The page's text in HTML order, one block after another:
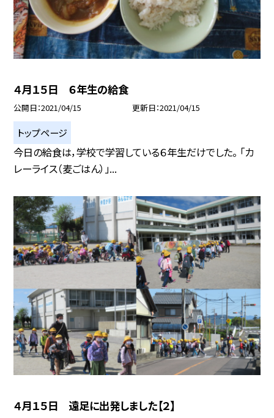
４月１５日 ６年生の給食
公開日 2021/04/15 更新日 2021/04/15
トップページ
今日の給食は，学校で学習している６年生だけでした。 「カ
レーライス（麦ごはん）」...
４月１５日 遠足に出発しました【２】